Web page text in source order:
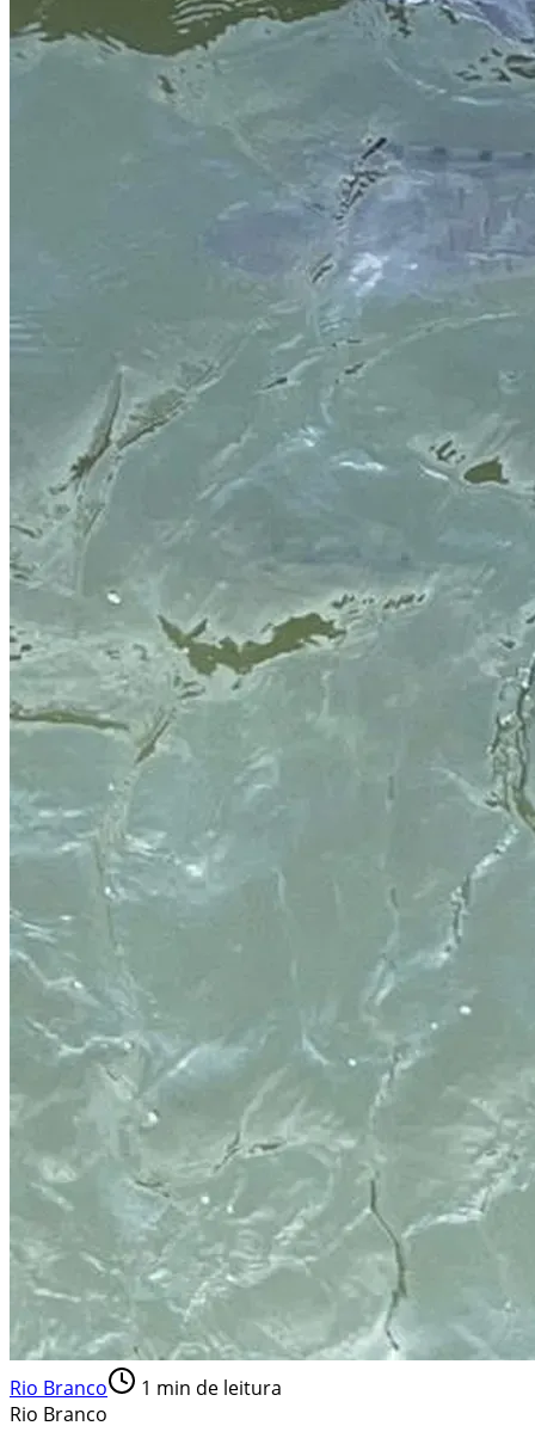
Rio Branco 1 min de leitura
Rio Branco